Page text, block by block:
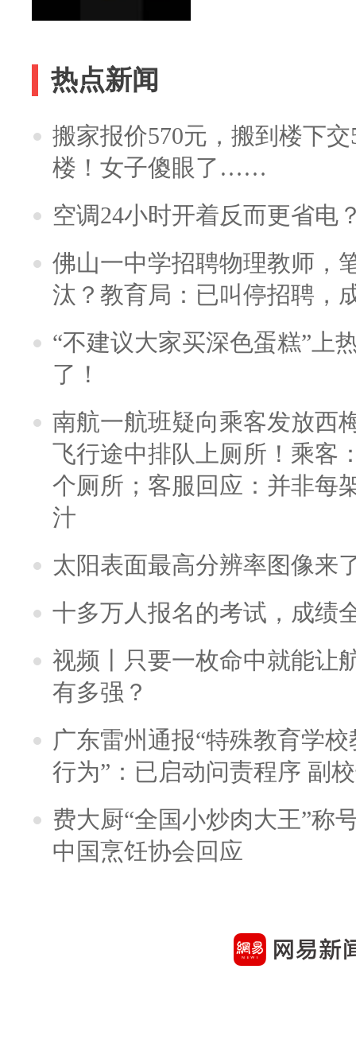
热点新闻
搬家报价570元，搬到楼下
楼！女子傻眼了……
空调24小时开着反而更省电
佛山一中学招聘物理教师，
汰？教育局：已叫停招聘，
“不建议大家买深色蛋糕”上
了！
南航一航班疑向乘客发放西
飞行途中排队上厕所！乘客
个厕所；客服回应：并非每
汁
太阳表面最高分辨率图像来
十多万人报名的考试，成绩
视频丨只要一枚命中就能让
有多强？
广东雷州通报“特殊教育学
行为”：已启动问责程序 副
费大厨“全国小炒肉大王”称
中国烹饪协会回应